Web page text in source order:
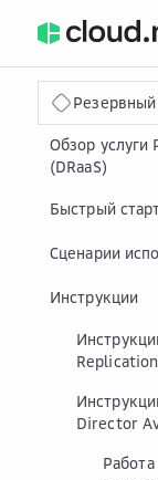
Обзор
(DRaaS)
Быстрый
Сценарии
Инструкции
Replication
Director